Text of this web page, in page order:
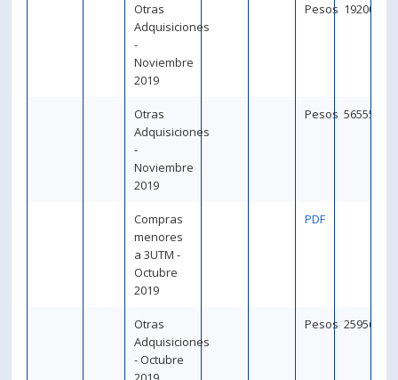
Otras
Adquisiciones
-
Noviembre
2019
Pesos 192000
Otras
Adquisiciones
-
Noviembre
2019
Pesos 5655500
Compras
menores
a 3UTM -
Octubre
2019
PDF
Otras
Adquisiciones
- Octubre
Pesos 259560